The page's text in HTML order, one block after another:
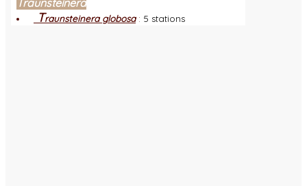
Traunsteinera
Traunsteinera globosa: 5 stations